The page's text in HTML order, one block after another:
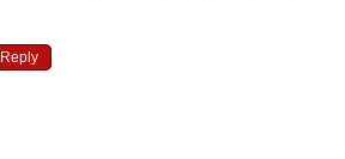
Reply